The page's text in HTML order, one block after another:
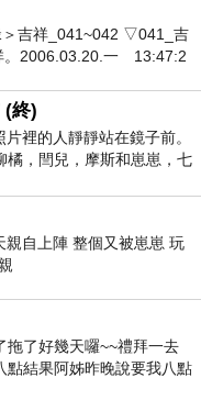
＞吉祥_041~042 ▽041_吉
2006.03.20.一 13:47:2
終)
裡的人靜靜站在鏡子前。
橘，閆兒，摩斯和崽崽，七
之外，如同
自上陣 整個又被崽崽 玩
拖了好幾天囉~~禮拜一去
點結果阿姊昨晚說要我八點
8點半多了